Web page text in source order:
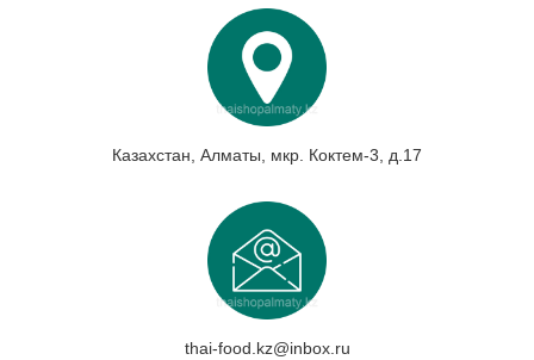
Казахстан, Алматы, мкр. Коктем-3, д.17
thai-food.kz@inbox.ru